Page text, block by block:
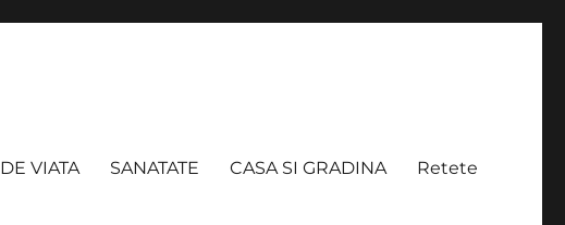
DE VIATA SANATATE CASA SI GRADINA Retete